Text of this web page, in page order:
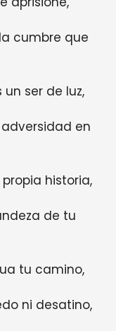
cumbre que
ser de luz,
en
historia,
de tu
tu camino,
ni desatino,